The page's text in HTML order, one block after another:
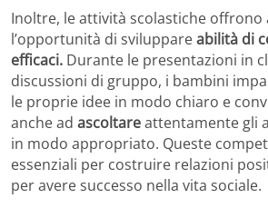
Inoltre, le attività scolastiche offrono
l’opportunità di sviluppareabilità di
efficaci. Durante le presentazioni in
discussioni di gruppo, i bambini
le proprie idee in modo chiaro e
anche ad ascoltareattentamente gli
in modo appropriato. Queste
essenziali per costruire relazioni
per avere successo nella vita sociale.